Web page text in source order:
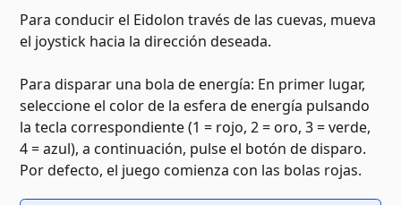
Para conducir el Eidolon través de las cuevas, mueva
el joystick hacia la dirección deseada.
Para disparar una bola de energía: En primer lugar,
seleccione el color de la esfera de energía pulsando
la tecla correspondiente (1 = rojo, 2 = oro, 3 = verde,
4 = azul), a continuación, pulse el botón de disparo.
Por defecto, el juego comienza con las bolas rojas.